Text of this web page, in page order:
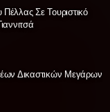
Σε Τουριστικό
Δικαστικών Μεγάρων